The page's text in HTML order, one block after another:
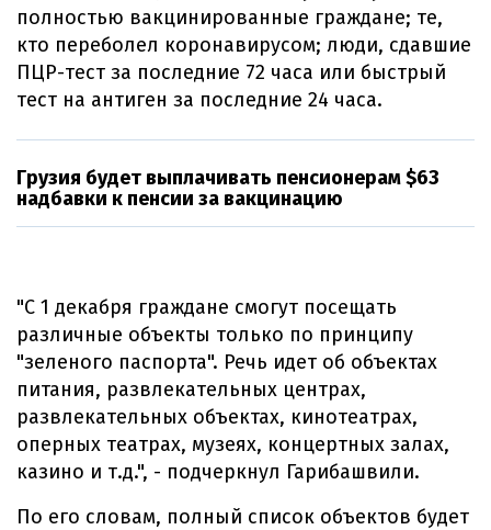
полностью вакцинированные граждане; те,
кто переболел коронавирусом; люди, сдавшие
ПЦР-тест за последние 72 часа или быстрый
тест на антиген за последние 24 часа.
Грузия будет выплачивать пенсионерам $63
надбавки к пенсии за вакцинацию
"С 1 декабря граждане смогут посещать
различные объекты только по принципу
"зеленого паспорта". Речь идет об объектах
питания, развлекательных центрах,
развлекательных объектах, кинотеатрах,
оперных театрах, музеях, концертных залах,
казино и т.д.", - подчеркнул Гарибашвили.
По его словам, полный список объектов будет